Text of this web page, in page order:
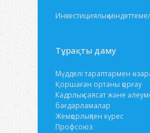
Инвестициялық
Тұрақты даму
Мүдделі тараптармен
Қоршаған ортаны қорғау
Кадрлық саясат және
бағдарламалар
Жемқорлықпен күрес
Профсоюз